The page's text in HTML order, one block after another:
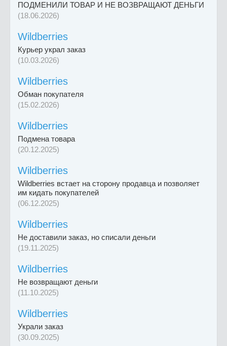
ПОДМЕНИЛИ ТОВАР И НЕ ВОЗВРАЩАЮТ ДЕНЬГИ
(18.06.2026)
Wildberries
Курьер украл заказ
(10.03.2026)
Wildberries
Обман покупателя
(15.02.2026)
Wildberries
Подмена товара
(20.12.2025)
Wildberries
Wildberries встает на сторону продавца и позволяет
им кидать покупателей
(06.12.2025)
Wildberries
Не доставили заказ, но списали деньги
(19.11.2025)
Wildberries
Не возвращают деньги
(11.10.2025)
Wildberries
Украли заказ
(30.09.2025)